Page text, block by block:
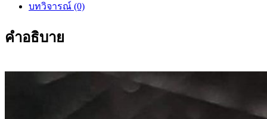
บทวิจารณ์ (0)
คำอธิบาย